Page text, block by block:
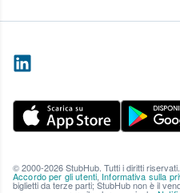
© 2000-2026 StubHub. Tutti i diritti
Accordo per gli utenti, Informativa sulla
biglietti da terze parti; StubHub non è il